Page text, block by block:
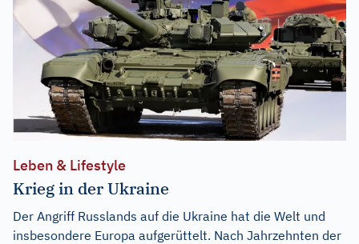
Leben & Lifestyle
Krieg in der Ukraine
Der Angriff Russlands auf die Ukraine hat die Welt und
insbesondere Europa aufgerüttelt. Nach Jahrzehnten der